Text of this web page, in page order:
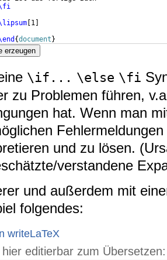
1
{document }
erzeugen
\if... \else \fi
zu Problemen führen,
hat. Wenn man
und zu lösen.
verstandene
und außerdem mit
folgendes:
writeLaTeX
editierbar zum Übersetzen: